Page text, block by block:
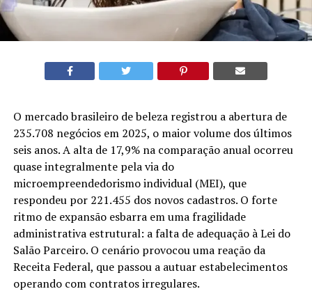
O mercado brasileiro de beleza registrou a abertura de
235.708 negócios em 2025, o maior volume dos últimos
seis anos. A alta de 17,9% na comparação anual ocorreu
quase integralmente pela via do
microempreendedorismo individual (MEI), que
respondeu por 221.455 dos novos cadastros. O forte
ritmo de expansão esbarra em uma fragilidade
administrativa estrutural: a falta de adequação à Lei do
Salão Parceiro. O cenário provocou uma reação da
Receita Federal, que passou a autuar estabelecimentos
operando com contratos irregulares.